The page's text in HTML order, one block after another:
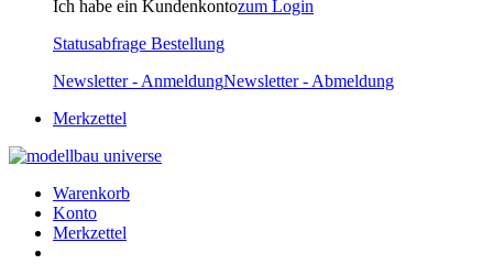
Ich habe ein Kundenkontozum Login
Statusabfrage Bestellung
Newsletter - AnmeldungNewsletter - Abmeldung
Merkzettel
Warenkorb
Konto
Merkzettel